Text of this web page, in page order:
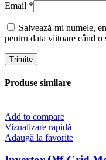
Email *
Salvează-mi numele,
pentru data viitoare când o
Produse similare
Add to compare
Vizualizare rapidă
Adaugă la favorite